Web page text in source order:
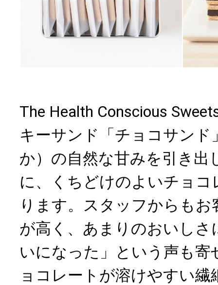
The Health Conscious
キーサンド「チョコサンド
か）の自然な甘みを引き出
に、くちどけのよいチョ
ります。スタッフからも
が高く、あまりのおいしさ
いになった」という声も寄
ョコレートが溶けやすい繊